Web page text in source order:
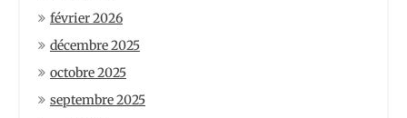
février 2026
décembre 2025
octobre 2025
septembre 2025